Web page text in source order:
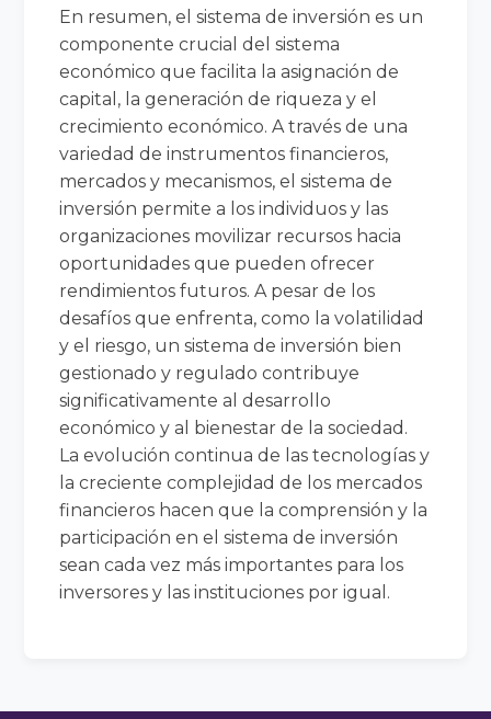
En resumen, el sistema de inversión es un
componente crucial del sistema
económico que facilita la asignación de
capital, la generación de riqueza y el
crecimiento económico. A través de una
variedad de instrumentos financieros,
mercados y mecanismos, el sistema de
inversión permite a los individuos y las
organizaciones movilizar recursos hacia
oportunidades que pueden ofrecer
rendimientos futuros. A pesar de los
desafíos que enfrenta, como la volatilidad
y el riesgo, un sistema de inversión bien
gestionado y regulado contribuye
significativamente al desarrollo
económico y al bienestar de la sociedad.
La evolución continua de las tecnologías y
la creciente complejidad de los mercados
financieros hacen que la comprensión y la
participación en el sistema de inversión
sean cada vez más importantes para los
inversores y las instituciones por igual.